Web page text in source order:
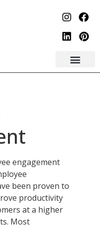
engagement
been proven to
productivity
at a higher
Most